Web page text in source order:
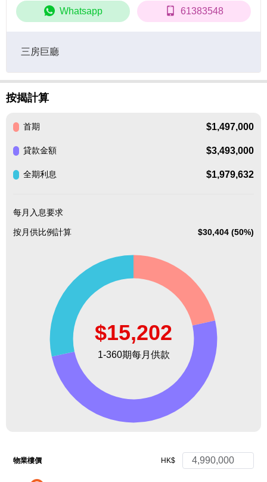
Whatsapp 61383548
三房巨廳
按揭計算
首期 $1,497,000
貸款金額 $3,493,000
全期利息 $1,979,632
每月入息要求
按月供比例計算 $30,404 (50%)
物業樓價 HK$